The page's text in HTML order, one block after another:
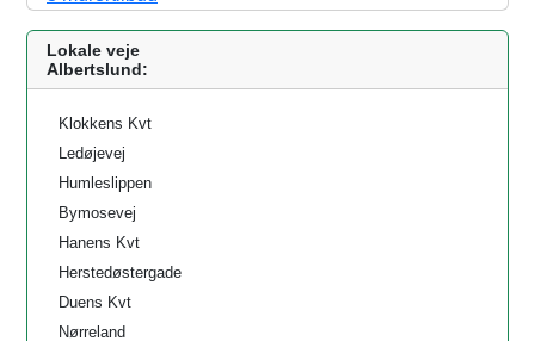
Lokale veje
Albertslund:
Klokkens Kvt
Ledøjevej
Humleslippen
Bymosevej
Hanens Kvt
Herstedøstergade
Duens Kvt
Nørreland